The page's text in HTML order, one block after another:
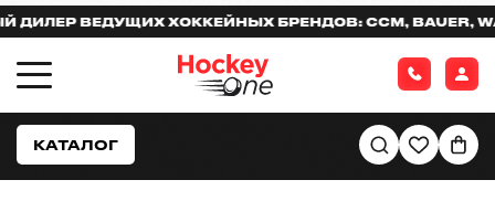
ВЕДУЩИХ ХОККЕЙНЫХ БРЕНДОВ: CCM, BAUER,
КАТАЛОГ